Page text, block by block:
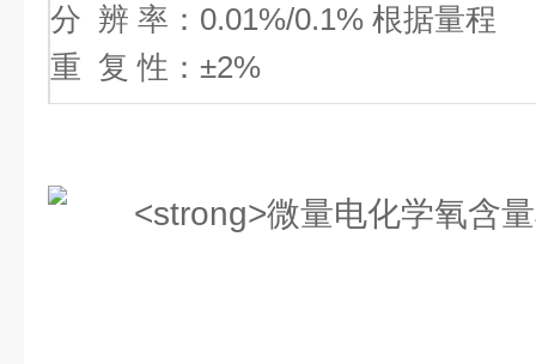
分 辨 率：0.01%/0.1% 根据量程
重 复 性：±2%